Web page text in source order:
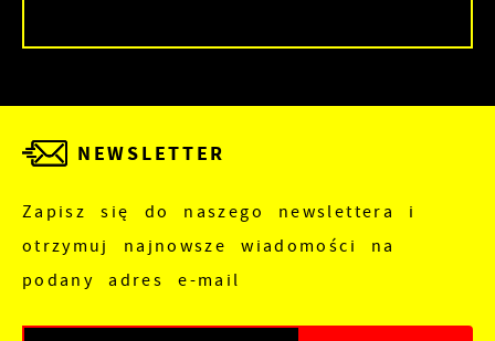
NEWSLETTER
Zapisz się do naszego newslettera i
otrzymuj najnowsze wiadomości na
podany adres e-mail